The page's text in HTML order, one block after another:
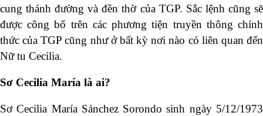
cung thánh đường và đền thờ của TGP. Sắc lệnh cũng sẽ
được công bố trên các phương tiện truyền thông chính
thức của TGP cũng như ở bất kỳ nơi nào có liên quan đến
Nữ tu Cecilia.
Sơ Cecilia María là ai?
Sơ Cecilia María Sánchez Sorondo sinh ngày 5/12/1973